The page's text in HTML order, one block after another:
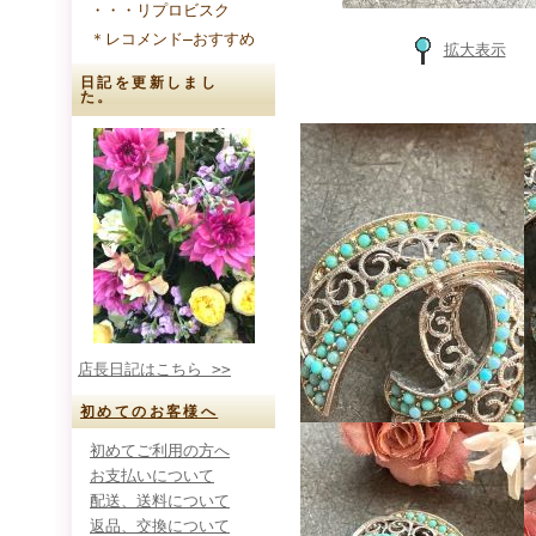
・・・リプロビスク
＊レコメンド―おすすめ
日記を更新しまし
た。
店長日記はこちら >>
初めてのお客様へ
初めてご利用の方へ
お支払いについて
配送、送料について
返品、交換について
拡大表示